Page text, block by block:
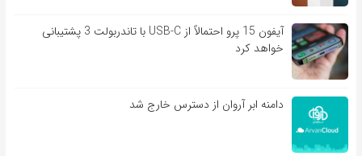
آیفون 15 پرو احتمالاً از USB-C با تاندربولت 3 پشتیبانی
خواهد کرد
دامنه ابر آروان از دسترس خارج شد